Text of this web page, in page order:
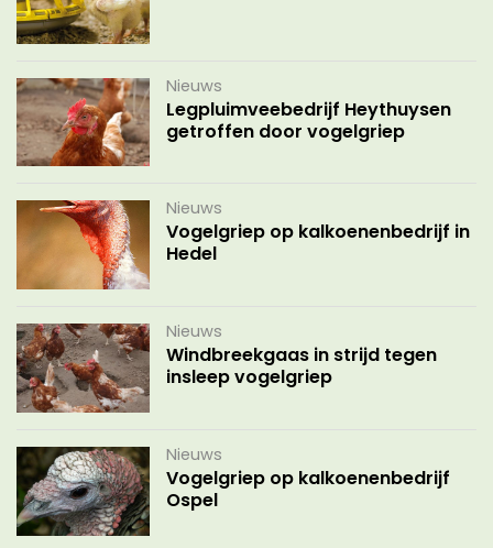
Nieuws
Legpluimveebedrijf Heythuysen
getroffen door vogelgriep
Nieuws
Vogelgriep op kalkoenenbedrijf in
Hedel
Nieuws
Windbreekgaas in strijd tegen
insleep vogelgriep
Nieuws
Vogelgriep op kalkoenenbedrijf
Ospel